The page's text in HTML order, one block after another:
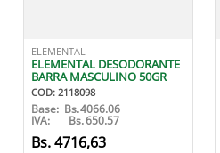
ELEMENTAL
ELEMENTAL DESODORANTE
BARRA MASCULINO 50GR
COD: 2118098
Base: Bs.4066.06
IVA: Bs.650.57
4716,63